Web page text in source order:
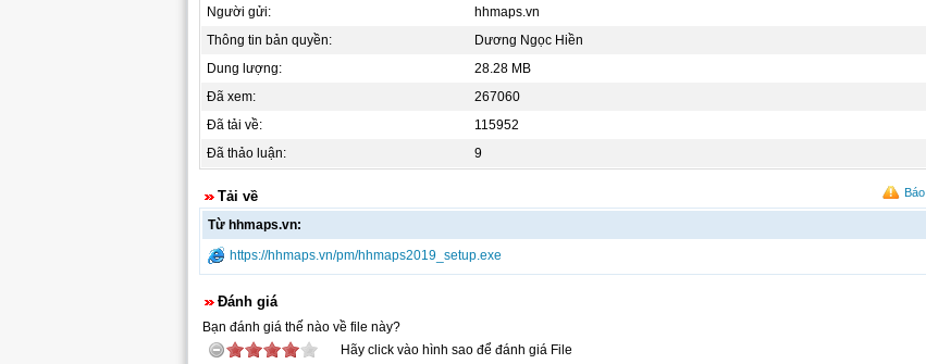
Người gửi:
hhmaps.vn
Thông tin bản quyền:
Dương Ngọc Hiền
Dung lượng:
28.28 MB
Đã xem:
267060
Đã tải về:
115952
Đã thảo luận:
9
Tải về
Từ hhmaps.vn:
https://hhmaps.vn/pm/hhmaps2019_setup.exe
Đánh giá
Bạn đánh giá thế nào về file này?
Hãy click vào hình sao để đánh giá File